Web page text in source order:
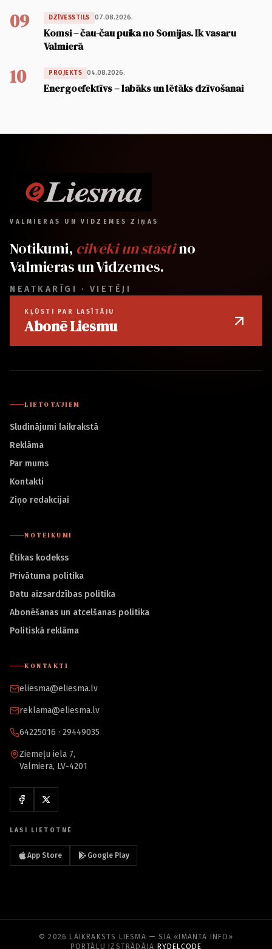
09 DZĪVESSTILS 07.08.2026.
Komsi – čau-čau puika no Somijas. Ik vasaru
Valmierā
10 PROJEKTS 04.08.2026.
Energoefektīvs – labāks un lētāks dzīvošanai
VALMIERAS UN VIDZEMES ZIŅAS
Notikumi, cilvēki un stāstino
Valmieras un Vidzemes.
NEATKARĪGI · VIETĒJI
KĻŪSTI PAR LASĪTĀJU
Abonē Liesmu
LIETOTĀJIEM
Sludinājumi laikrakstā
Reklāma
Par mums
Kontakti
Ziņo redakcijai
NOTEIKUMI
Ētikas kodekss
Privātuma politika
Datu aizsardzības politika
Abonēšanas un atcelšanas politika
Politiskā reklāma
KONTAKTI
eliesma@eliesma.lv
reklama@eliesma.lv
64225016 · 29449035
Ziemeļu iela 7,
Valmiera, LV-4201
LASI LIETOTNĒ
App Store Google Play
© 2026 LAIKRAKSTS LIESMA — SIA «IMANTA INFO»
PORTĀLU IZSTRĀDĀJA RYDELCODE